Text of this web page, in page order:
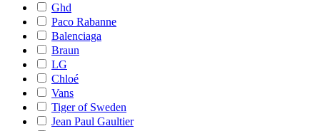
Ghd
Paco Rabanne
Balenciaga
Braun
LG
Chloé
Vans
Tiger of Sweden
Jean Paul Gaultier